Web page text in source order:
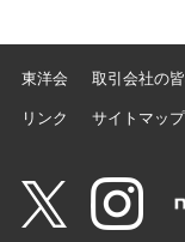
東洋会 取引会社の
リンク サイトマップ